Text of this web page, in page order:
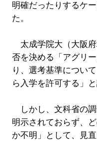
明確だったりするケ
た。
太成学院大（大阪
否を決める「アグリ
り、選考基準につい
ら入学を許可する」
しかし、文科省の
明示されておらず、
か不明」として、見